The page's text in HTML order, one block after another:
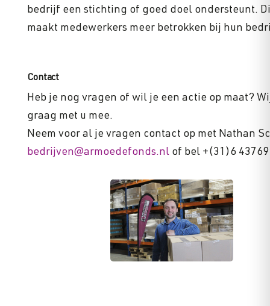
bedrijf een stichting of goed doel ondersteunt.
maakt medewerkers meer betrokken bij hun
Contact
Heb je nog vragen of wil je een actie op maat?
graag met u mee.
Neem voor al je vragen contact op met Nathan
bedrijven@armoedefonds.nlof bel +(31)6